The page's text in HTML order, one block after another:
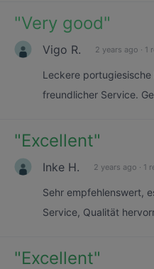
"Very good"
Vigo R. 2 years ago · 1
Leckere
freundlicher Service.
"Excellent"
Inke H. 2 years ago · 1
Sehr empfehlenswert,
Service, Qualität
"Excellent"